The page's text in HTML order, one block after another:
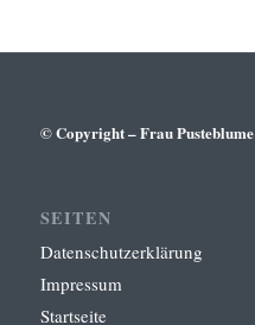
© Copyright – Frau Pusteblume
SEITEN
Datenschutzerklärung
Impressum
Startseite